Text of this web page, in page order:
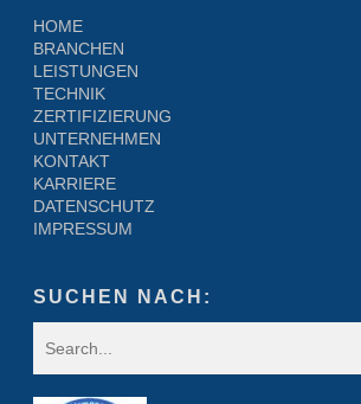
HOME
BRANCHEN
LEISTUNGEN
TECHNIK
ZERTIFIZIERUNG
UNTERNEHMEN
KONTAKT
KARRIERE
DATENSCHUTZ
IMPRESSUM
SUCHEN NACH: